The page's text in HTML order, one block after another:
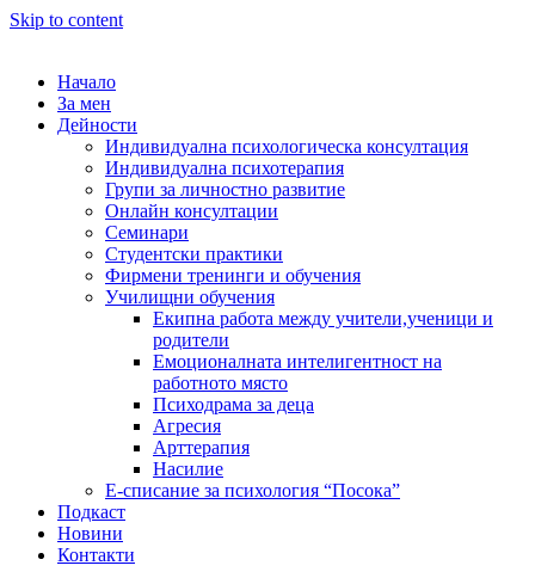
Skip to content
Начало
За мен
Дейности
Индивидуална психологическа консултация
Индивидуална психотерапия
Групи за личностно развитие
Онлайн консултации
Семинари
Студентски практики
Фирмени тренинги и обучения
Училищни обучения
Екипна работа между учители,ученици и
родители
Емоционалната интелигентност на
работното място
Психодрама за деца
Агресия
Арттерапия
Насилие
Е-списание за психология “Посока”
Подкаст
Новини
Контакти